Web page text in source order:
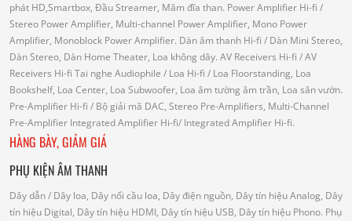
phát HD,Smartbox, Đầu Streamer, Mâm đĩa than. Power Amplifier Hi-fi /
Stereo Power Amplifier, Multi-channel Power Amplifier, Mono Power
Amplifier, Monoblock Power Amplifier. Dàn âm thanh Hi-fi / Dàn Mini Stereo,
Dàn Stereo, Dàn Home Theater, Loa không dây. AV Receivers Hi-fi / AV
Receivers Hi-fi Tai nghe Audiophile / Loa Hi-fi / Loa Floorstanding, Loa
Bookshelf, Loa Center, Loa Subwoofer, Loa âm tường âm trần, Loa sân vườn.
Pre-Amplifier Hi-fi / Bộ giải mã DAC, Stereo Pre-Amplifiers, Multi-Channel
Pre-Amplifier Integrated Amplifier Hi-fi/ Integrated Amplifier Hi-fi.
HÀNG BÀY, GIẢM GIÁ
PHỤ KIỆN ÂM THANH
Dây dẫn/ Dây loa, Dây nối cầu loa, Dây điện nguồn, Dây tín hiệu Analog, Dây
tín hiệu Digital, Dây tín hiệu HDMI, Dây tín hiệu USB, Dây tín hiệu Phono. Phụ